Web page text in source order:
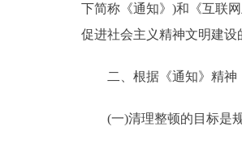
中介服务
下简称《通知》)和《互联
促进社会主义精神文明建
二、根据《通知》精神，
(一)清理整顿的目标是规